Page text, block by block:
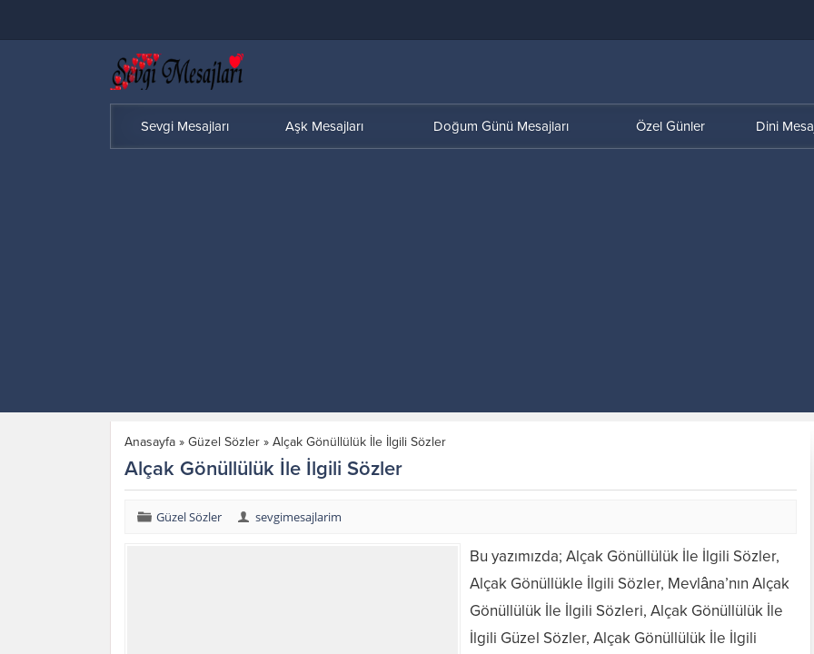
Sevgi Mesajları Aşk Mesajları Doğum Günü Mesajları Özel Günler Dini
Anasayfa » Güzel Sözler » Alçak Gönüllülük İle İlgili Sözler
Alçak Gönüllülük İle İlgili Sözler
Güzel Sözler sevgimesajlarim
Bu yazımızda; Alçak Gönüllülük İle İlgili Sözler,
Alçak Gönüllükle İlgili Sözler, Mevlâna’nın Alçak
Gönüllülük İle İlgili Sözleri, Alçak Gönüllülük İle
İlgili Güzel Sözler, Alçak Gönüllülük İle İlgili